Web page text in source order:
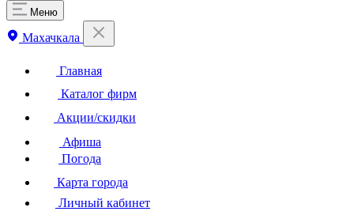
Меню
Махачкала
Главная
Каталог фирм
Акции/скидки
Афиша
Погода
Карта города
Личный кабинет